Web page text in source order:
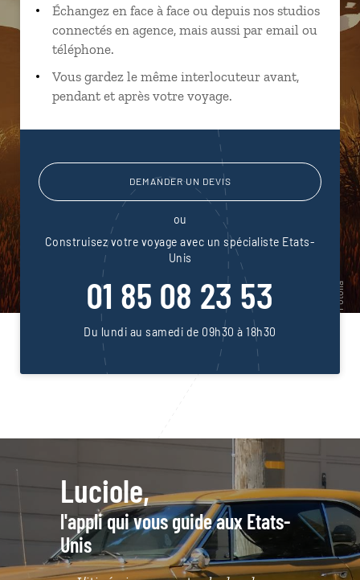
Échangez en face à face ou depuis nos studios
connectés en agence, mais aussi par email ou
téléphone.
Vous gardez le même interlocuteur avant,
pendant et après votre voyage.
DEMANDER UN DEVIS
ou
Construisez votre voyage avec un spécialiste Etats-
Unis
01 85 08 23 53
Du lundi au samedi de 09h30 à 18h30
Luciole,
l'appli qui vous guide aux Etats-
Unis